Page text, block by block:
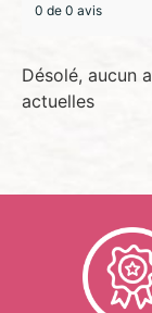
0 de 0 avis
Désolé, aucun
actuelles